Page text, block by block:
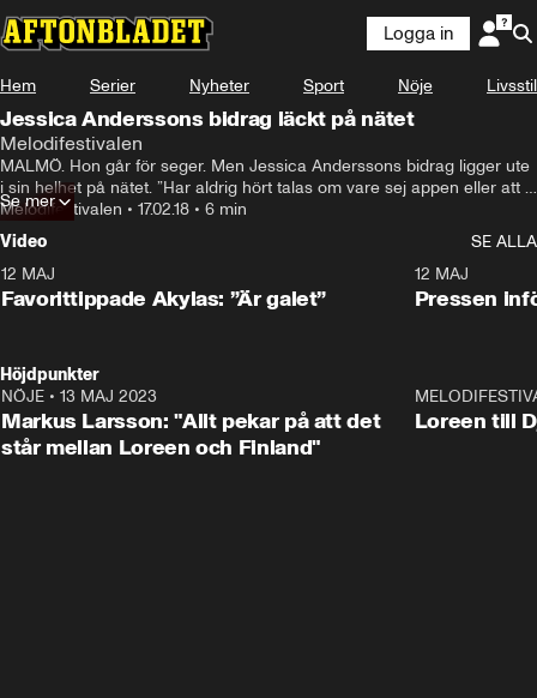
Logga in
Hem Serier Nyheter Sport Nöje Livsstil
Jessica Anderssons bidrag läckt på nätet
Melodifestivalen
MALMÖ. Hon går för seger. Men Jessica Anderssons bidrag ligger ute
i sin helhet på nätet. ”Har aldrig hört talas om vare sej appen eller att
Jessicas låt skulle finnas där. Får kolla..”, skriver Camilla Bjering von
Zweigbergk på skivbolaget Warner i ett sms.
Melodifestivalen • 17.02.18 • 6 min
Se mer
Video
SE ALLA
12 MAJ
Favorittippade Akylas: ”Är galet”
12 MAJ
Pressen
Höjdpunkter
NÖJE • 13 MAJ 2023
Markus Larsson: "Allt pekar på att det
står mellan Loreen och Finland"
Loreen till